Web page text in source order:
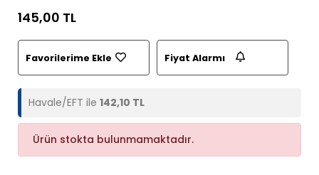
145,00 TL
Favorilerime Ekle Fiyat Alarmı
Havale/EFT ile 142,10 TL
Ürün stokta bulunmamaktadır.